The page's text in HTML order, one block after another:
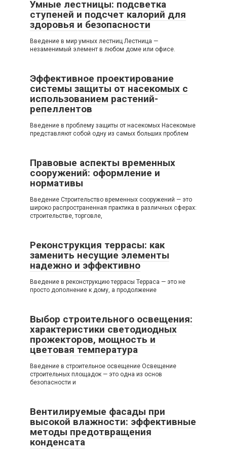
Умные лестницы: подсветка
ступеней и подсчет калорий для
здоровья и безопасности
Введение в мир умных лестниц Лестница —
незаменимый элемент в любом доме или офисе.
Эффективное проектирование
системы защиты от насекомых с
использованием растений-
репеллентов
Введение в проблему защиты от насекомых Насекомые
представляют собой одну из самых больших проблем
Правовые аспекты временных
сооружений: оформление и
нормативы
Введение Строительство временных сооружений — это
широко распространенная практика в различных сферах:
строительстве, торговле,
Реконструкция террасы: как
заменить несущие элементы
надежно и эффективно
Введение в реконструкцию террасы Терраса — это не
просто дополнение к дому, а продолжение
Выбор строительного освещения:
характеристики светодиодных
прожекторов, мощность и
цветовая температура
Введение в строительное освещение Освещение
строительных площадок — это одна из основ
безопасности и
Вентилируемые фасады при
высокой влажности: эффективные
методы предотвращения
конденсата